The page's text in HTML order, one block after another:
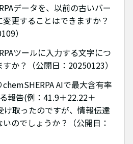
データを、以前の古いバー
更することはできますか？
）
ツールに入力する文字につ
か？（公開日：20250123）
AIで最大含有率
報告(例：41.9＋22.22＋
取ったのですが、情報伝達
のでしょうか？（公開日：